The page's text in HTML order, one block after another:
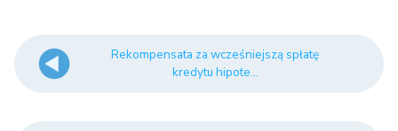
Rekompensata za wcześniejszą spłatę
kredytu hipote...